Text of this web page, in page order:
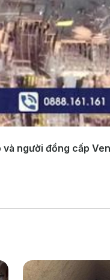
người đồng cấp